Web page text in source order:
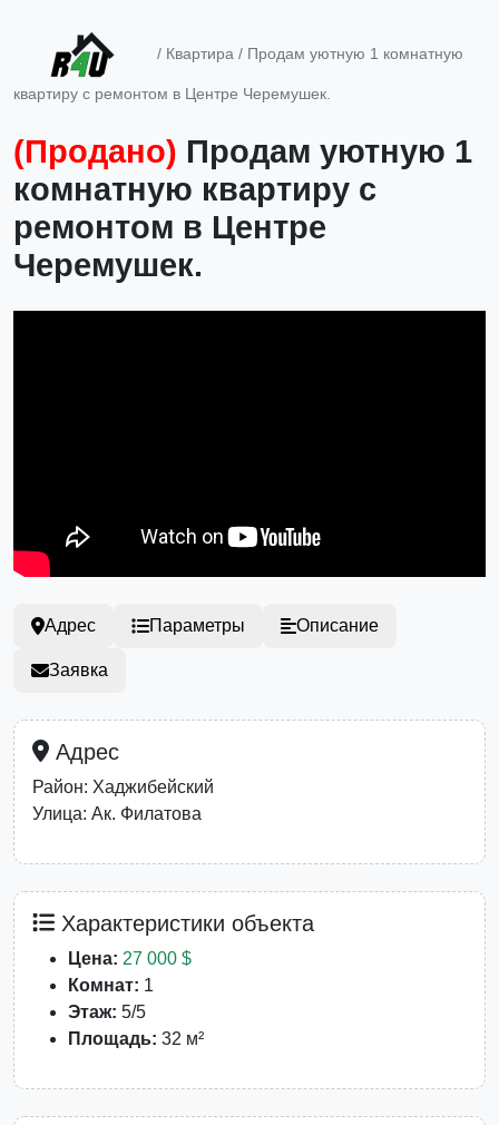
/ Квартира / Продам уютную 1 комнатную
квартиру с ремонтом в Центре Черемушек.
(Продано) Продам уютную 1
комнатную квартиру с
ремонтом в Центре
Черемушек.
Адрес Параметры Описание
Заявка
Адрес
Район: Хаджибейский
Улица: Ак. Филатова
Характеристики объекта
Цена: 27 000 $
Комнат: 1
Этаж: 5/5
Площадь: 32 м²